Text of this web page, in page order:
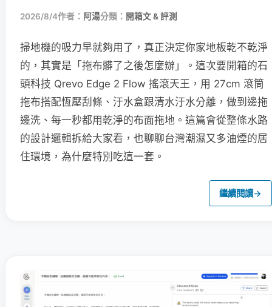
2026/8/4作者： 阿湯分類： 開箱文 & 評測
掃地機的吸力早就夠用了，真正決定你家地板乾不乾淨
的，其實是「拖布髒了之後怎麼辦」。這次要開箱的石
頭科技 Qrevo Edge 2 Flow 搖滾天王，用 27cm 滾筒
拖布搭配恆壓刮條、汙水盒跟清水汙水分離，做到邊拖
邊洗、每一秒都用乾淨的布面拖地。這篇會從整條水路
的設計邏輯拆給大家看，也聊聊台灣潮濕又多油煙的居
住環境，為什麼特別吃這一套。
繼續閱讀→